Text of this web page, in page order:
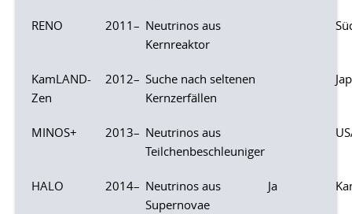
RENO 2011– Neutrinos aus
Kernreaktor
KamLAND-
Zen
2012– Suche nach seltenen
Kernzerfällen
MINOS+ 2013– Neutrinos aus
Teilchenbeschleuniger
HALO 2014– Neutrinos aus
Supernovae
Ja